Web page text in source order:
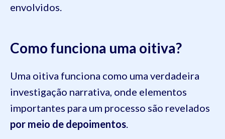
envolvidos.
Como funciona uma oitiva?
Uma oitiva funciona como uma verdadeira
investigação narrativa, onde elementos
importantes para um processo são revelados
por meio de depoimentos